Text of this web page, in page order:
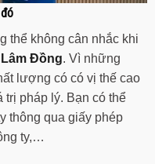
thể không cân nhắc khi
Lâm Đồng. Vì những
lượng có có vị thế cao
trị pháp lý. Bạn có thể
thông qua giấy phép
ty,…